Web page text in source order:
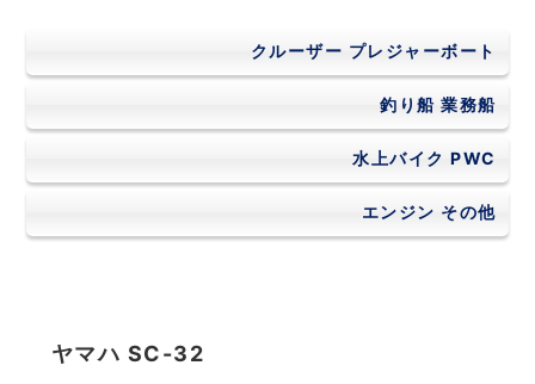
会社概要
よくあるご質問
お問い合わせ
個人情報保護方針
クルーザー プレジャーボート
釣り船 業務船
水上バイク PWC
エンジン その他
ヤマハ SC-32